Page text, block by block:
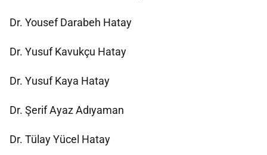
Dr. Yousef Darabeh Hatay
Dr. Yusuf Kavukçu Hatay
Dr. Yusuf Kaya Hatay
Dr. Şerif Ayaz Adıyaman
Dr. Tülay Yücel Hatay